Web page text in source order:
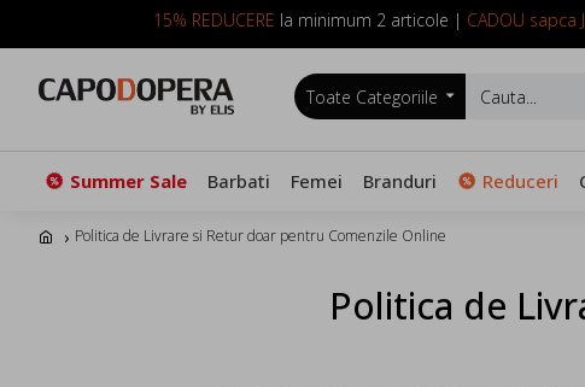
15% REDUCERE la minimum 2 articole | CADOU sapca
Toate Categoriile
Summer Sale Barbati Femei Branduri Reduceri
Politica de Livrare si Retur doar pentru Comenzile Online
Politica de